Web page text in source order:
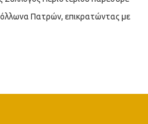
Πατρών, επικρατώντας με